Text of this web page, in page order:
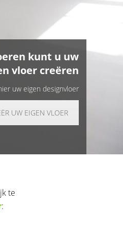
kunt u uw
vloer creëren
uw eigen designvloer
UW EIGEN VLOER
te
: